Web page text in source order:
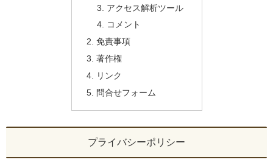
アクセス解析ツール
コメント
免責事項
著作権
リンク
問合せフォーム
プライバシーポリシー